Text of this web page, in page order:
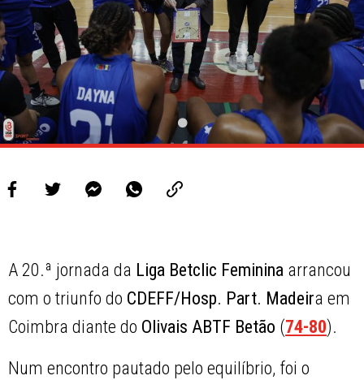
A 20.ª jornada da Liga Betclic Feminina arrancou
com o triunfo do CDEFF/Hosp. Part. Madeira em
Coimbra diante do Olivais ABTF Betão (74-80).
Num encontro pautado pelo equilíbrio, foi o